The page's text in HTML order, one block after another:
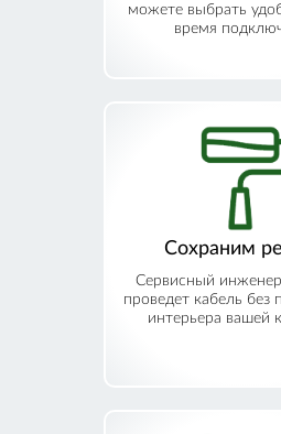
можете выбрать
время
Сохраним
Сервисный инженер
проведет кабель без
интерьера вашей